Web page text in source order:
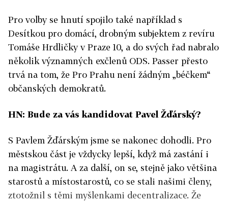
Pro volby se hnutí spojilo také například s
Desítkou pro domácí, drobným subjektem z revíru
Tomáše Hrdličky v Praze 10, a do svých řad nabralo
několik významných exčlenů ODS. Passer přesto
trvá na tom, že Pro Prahu není žádným „béčkem“
občanských demokratů.
HN: Bude za vás kandidovat Pavel Žďárský?
S Pavlem Žďárským jsme se nakonec dohodli. Pro
městskou část je vždycky lepší, když má zastání i
na magistrátu. A za další, on se, stejně jako většina
starostů a místostarostů, co se stali našimi členy,
ztotožnil s těmi myšlenkami decentralizace. Že